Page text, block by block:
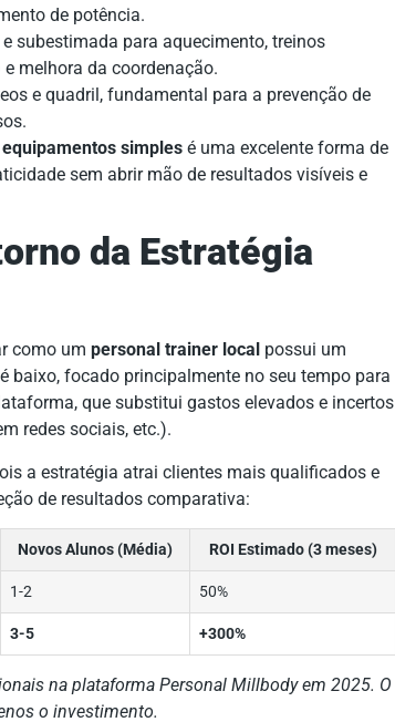
de potência.
e subestimada para aquecimento, treinos
melhora da coordenação.
e quadril, fundamental para a prevenção de
simples é uma excelente forma de
sem abrir mão de resultados visíveis e
da Estratégia
como um personal trainer local possui um
focado principalmente no seu tempo para
que substitui gastos elevados e incertos
redes sociais, etc.).
a estratégia atrai clientes mais qualificados e
de resultados comparativa:
Novos Alunos (Média) ROI Estimado (3 meses)
1-2 50%
3-5 +300%
na plataforma Personal Millbody em 2025. O
o investimento.